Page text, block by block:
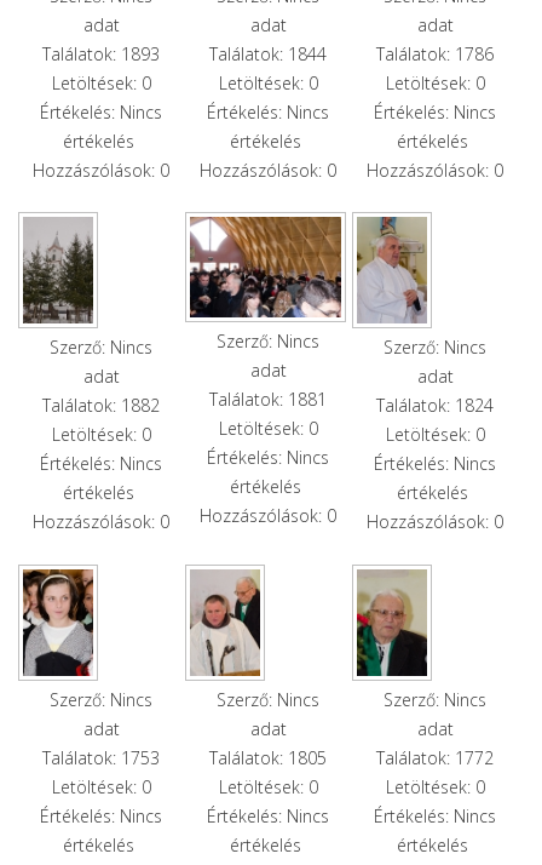
adat
Találatok: 1893
Letöltések: 0
Értékelés: Nincs
értékelés
Hozzászólások: 0
adat
Találatok: 1844
Letöltések: 0
Értékelés: Nincs
értékelés
Hozzászólások: 0
adat
Találatok: 1786
Letöltések: 0
Értékelés: Nincs
értékelés
Hozzászólások: 0
Szerző: Nincs
adat
Találatok: 1882
Letöltések: 0
Értékelés: Nincs
értékelés
Hozzászólások: 0
Szerző: Nincs
adat
Találatok: 1881
Letöltések: 0
Értékelés: Nincs
értékelés
Hozzászólások: 0
Szerző: Nincs
adat
Találatok: 1824
Letöltések: 0
Értékelés: Nincs
értékelés
Hozzászólások: 0
Szerző: Nincs
adat
Találatok: 1753
Letöltések: 0
Értékelés: Nincs
értékelés
Szerző: Nincs
adat
Találatok: 1805
Letöltések: 0
Értékelés: Nincs
értékelés
Szerző: Nincs
adat
Találatok: 1772
Letöltések: 0
Értékelés: Nincs
értékelés